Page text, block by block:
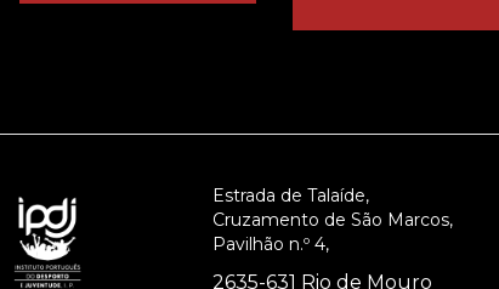
Estrada de Talaíde,
Cruzamento de São Marcos,
Pavilhão n.º 4,
2635-631 Rio de Mouro